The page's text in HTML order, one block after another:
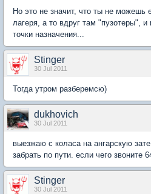
Но это не значит, что ты не можешь
лагеря, а то вдруг там "пузотеры", и
точки назначения...
Stinger
30 Jul 2011
Тогда утром разберемсю)
dukhovich
30 Jul 2011
выезжаю с коласа на ангарскую
забрать по пути. если чего звоните
Stinger
30 Jul 2011